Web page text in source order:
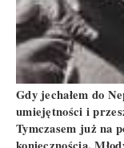
Gdy jechałem do
umiejętności i
Tymczasem już na